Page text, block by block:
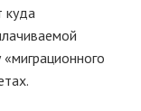
куда